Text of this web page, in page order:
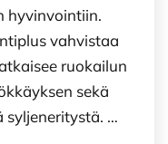
hyvinvointiin.
vahvistaa
ruokailun
sekä
syljeneritystä. …